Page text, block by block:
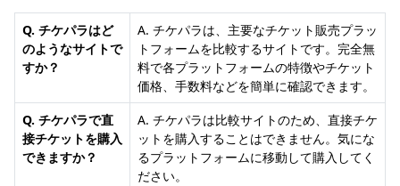
Q. チケパラはど
のようなサイトで
すか？
A. チケパラは、主要なチケット販売プラッ
トフォームを比較するサイトです。完全無
料で各プラットフォームの特徴やチケット
価格、手数料などを簡単に確認できます。
Q. チケパラで直
接チケットを購入
できますか？
A. チケパラは比較サイトのため、直接チケ
ットを購入することはできません。気にな
るプラットフォームに移動して購入してく
ださい。